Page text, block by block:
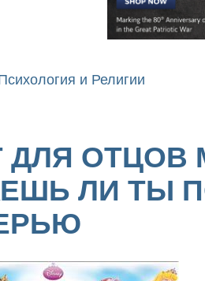
и Религии
ДЛЯ ОТЦОВ
ЛИ ТЫ